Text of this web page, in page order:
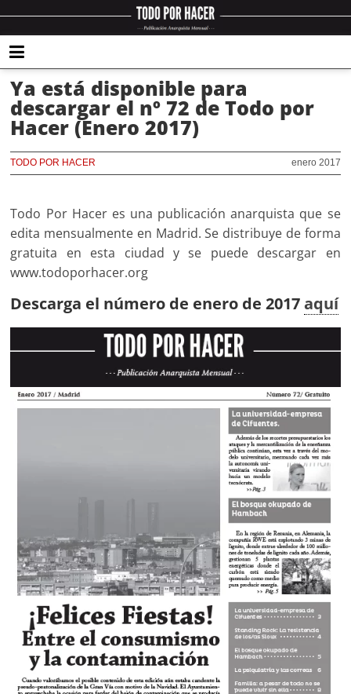
Ya está disponible para
descargar el nº 72 de Todo por
Hacer (Enero 2017)
enero 2017
TODO POR HACER
Todo Por Hacer es una publicación anarquista que se
edita mensualmente en Madrid. Se distribuye de forma
gratuita en esta ciudad y se puede descargar en
www.todoporhacer.org
Descarga el número de enero de 2017aquí